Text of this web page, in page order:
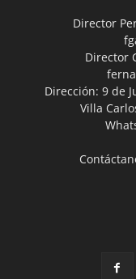
Director
Director
Dirección: 9 de
Villa